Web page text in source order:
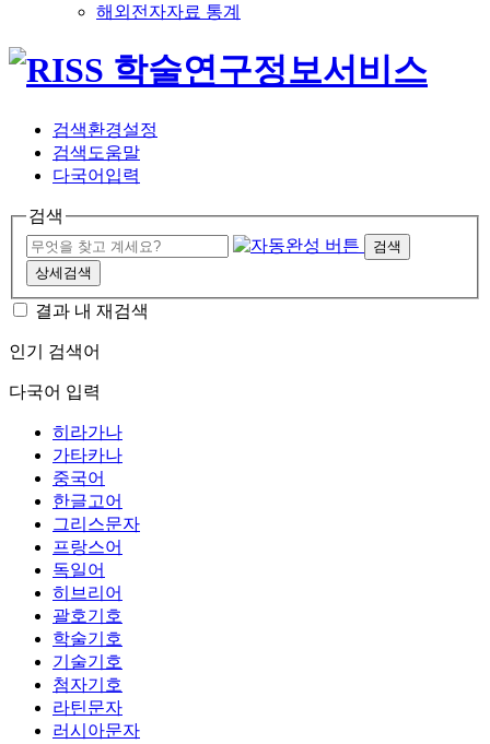
해외전자자료 통계
검색환경설정
검색도움말
다국어입력
검색
검색
상세검색
결과 내 재검색
인기 검색어
다국어 입력
히라가나
가타카나
중국어
한글고어
그리스문자
프랑스어
독일어
히브리어
괄호기호
학술기호
기술기호
첨자기호
라틴문자
러시아문자